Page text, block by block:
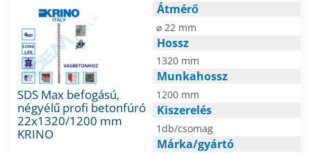
SDS Max befogású,
négyélű profi betonfúró
22x1320/1200 mm
KRINO
Átmérő
⌀ 22 mm
Hossz
1320 mm
Munkahossz
1200 mm
Kiszerelés
1db/csomag
Márka/gyártó